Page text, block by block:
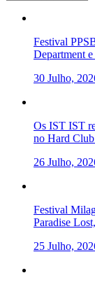
Festival
Department
30 Julho,
Os IST IST
no Hard
26 Julho,
Festival
Paradise
25 Julho,